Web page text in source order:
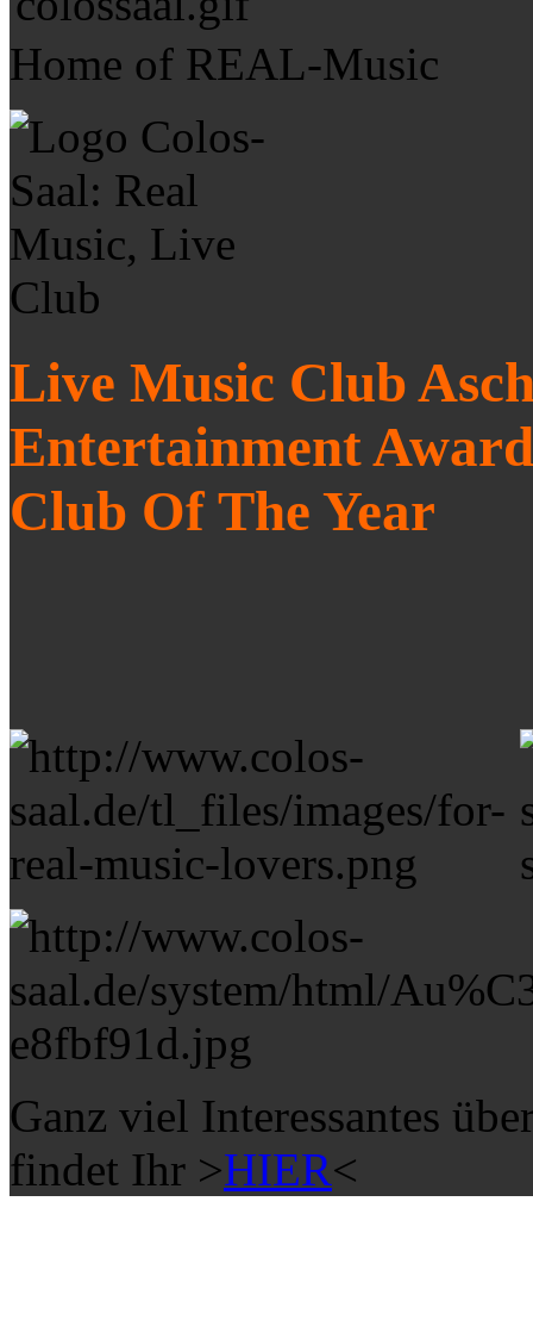
Home of REAL-Music
Live Music Club
Entertainment
Club Of The Year
Ganz viel Interessantes
findet Ihr >HIER<